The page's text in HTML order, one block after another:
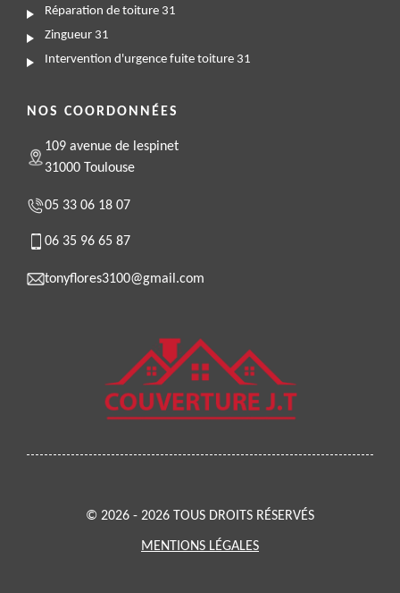
Réparation de toiture 31
Zingueur 31
Intervention d'urgence fuite toiture 31
NOS COORDONNÉES
109 avenue de lespinet
31000 Toulouse
05 33 06 18 07
06 35 96 65 87
tonyflores3100@gmail.com
© 2026 - 2026 TOUS DROITS RÉSERVÉS
MENTIONS LÉGALES